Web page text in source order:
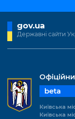
gov.ua
Державні сайти
beta
Київська
Київська